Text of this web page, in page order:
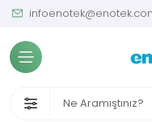
Tüm Kategoriler
Kalibrasyon Masası
VE İŞÇİ SAĞLIĞI